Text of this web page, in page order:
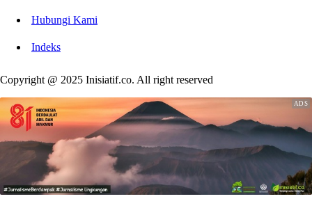
Hubungi Kami
Indeks
Copyright @ 2025 Inisiatif.co. All right reserved